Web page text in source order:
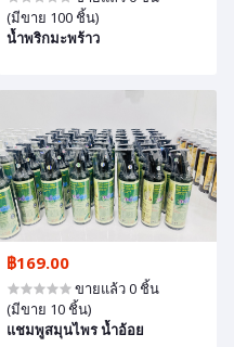
(มีขาย 100 ชิ้น)
น้ำพริกมะพร้าว
฿169.00
ขายแล้ว 0 ชิ้น
(มีขาย 10 ชิ้น)
แชมพูสมุนไพร น้ำอ้อย